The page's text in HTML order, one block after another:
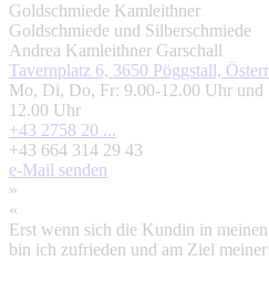
Goldschmiede Kamleithner
Goldschmiede und Silberschmiede
Andrea Kamleithner Garschall
Tavernplatz 6, 3650 Pöggstall,
Mo, Di, Do, Fr: 9.00-12.00 Uhr
12.00 Uhr
+43 2758 20 ...
+43 664 314 29 43
e-Mail senden
»
«
Erst wenn sich die Kundin in
bin ich zufrieden und am Ziel